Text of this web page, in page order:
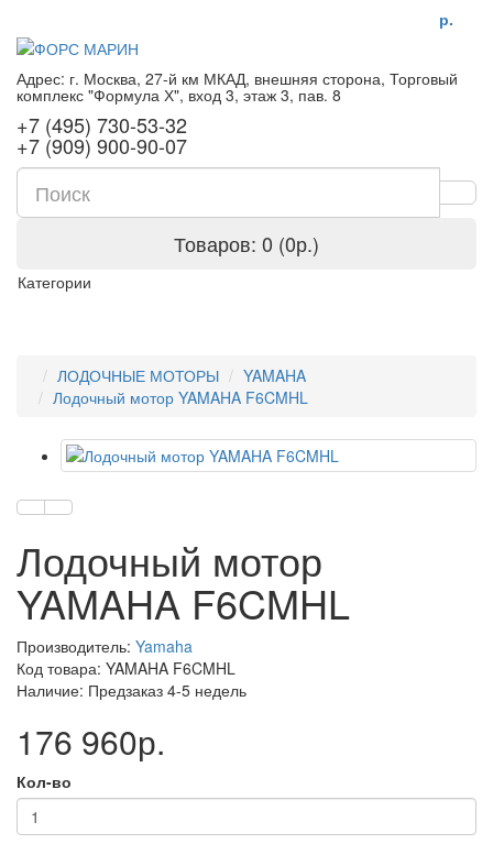
р.
Адрес: г. Москва, 27-й км МКАД, внешняя сторона, Торговый
комплекс "Формула Х", вход 3, этаж 3, пав. 8
+7 (495) 730-53-32
+7 (909) 900-90-07
Товаров: 0 (0р.)
Категории
ЛОДОЧНЫЕ МОТОРЫ
YAMAHA
Лодочный мотор YAMAHA F6CMHL
Лодочный мотор
YAMAHA F6CMHL
Производитель: Yamaha
Код товара: YAMAHA F6CMHL
Наличие: Предзаказ 4-5 недель
176 960р.
Кол-во